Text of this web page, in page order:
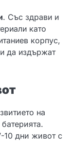
. Със здрави и
като
корпус,
да издържат
на
10 дни живот с